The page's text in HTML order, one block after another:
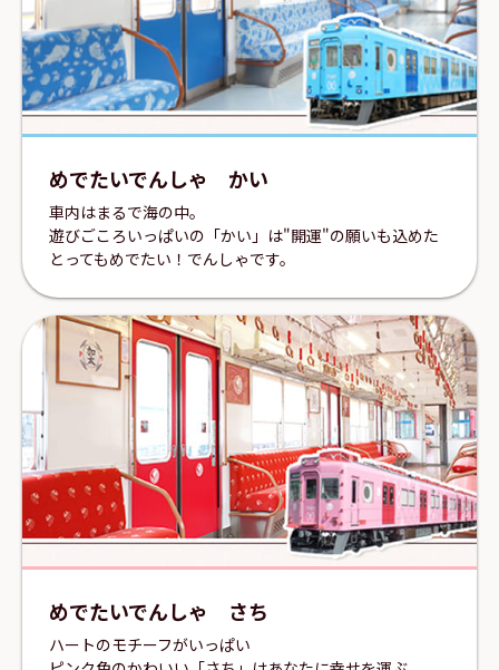
めでたいでんしゃ かい
車内はまるで海の中。
遊びごころいっぱいの「かい」は"開運"の願いも込めた
とってもめでたい！でんしゃです。
めでたいでんしゃ さち
ハートのモチーフがいっぱい